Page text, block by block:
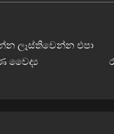
ලෑස්තිවෙන්න එපා
වෛද්‍ය